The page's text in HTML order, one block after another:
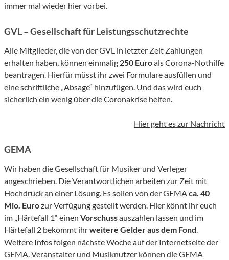
immer mal wieder hier vorbei.
GVL – Gesellschaft für Leistungsschutzrechte
Alle Mitglieder, die von der GVL in letzter Zeit Zahlungen
erhalten haben, können einmalig 250 Euroals Corona-Nothilfe
beantragen. Hierfür müsst ihr zwei Formulare ausfüllen und
eine schriftliche „Absage“ hinzufügen. Und das wird euch
sicherlich ein wenig über die Coronakrise helfen.
Hier geht es zur Nachricht
GEMA
Wir haben die Gesellschaft für Musiker und Verleger
angeschrieben. Die Verantwortlichen arbeiten zur Zeit mit
Hochdruck an einer Lösung. Es sollen von der GEMAca. 40
Mio. Eurozur Verfügung gestellt werden. Hier könnt ihr euch
im „Härtefall 1“ einen Vorschussauszahlen lassen und im
Härtefall 2 bekommt ihrweitere Gelder aus dem Fond.
Weitere Infos folgen nächste Woche auf der Internetseite der
GEMA.Veranstalter und Musiknutzer können die GEMA